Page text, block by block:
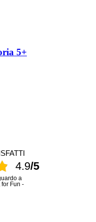
5+
4.9/5
a
Fun -